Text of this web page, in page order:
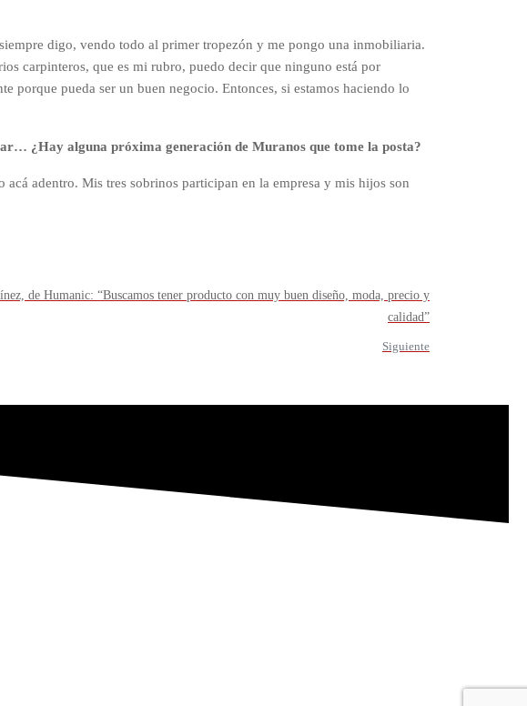
digo, vendo todo al primer tropezón y me pongo una inmobiliaria.
carpinteros, que es mi rubro, puedo decir que ninguno está por
porque pueda ser un buen negocio. Entonces, si estamos haciendo lo
¿Hay alguna próxima generación de Muranos que tome la posta?
adentro. Mis tres sobrinos participan en la empresa y mis hijos son
de Humanic: “Buscamos tener producto con muy buen diseño, moda, precio y
calidad”
Siguiente